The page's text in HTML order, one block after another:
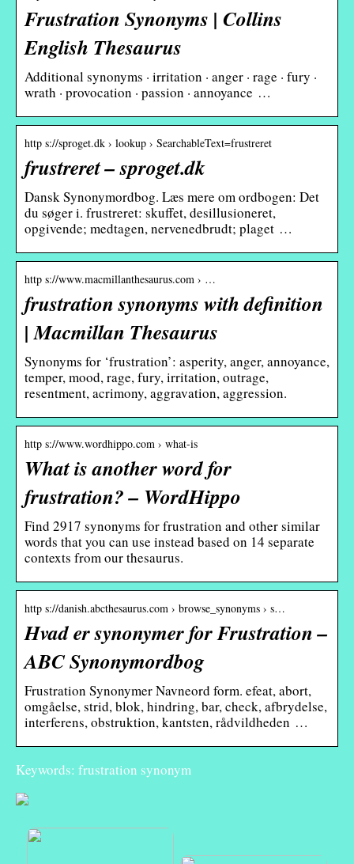
Frustration Synonyms | Collins
English Thesaurus
Additional synonyms · irritation · anger · rage · fury ·
wrath · provocation · passion · annoyance …
http s://sproget.dk › lookup › SearchableText=frustreret
frustreret – sproget.dk
Dansk Synonymordbog. Læs mere om ordbogen: Det
du søger i. frustreret: skuffet, desillusioneret,
opgivende; medtagen, nervenedbrudt; plaget …
http s://www.macmillanthesaurus.com › …
frustration synonyms with definition
| Macmillan Thesaurus
Synonyms for ‘frustration’: asperity, anger, annoyance,
temper, mood, rage, fury, irritation, outrage,
resentment, acrimony, aggravation, aggression.
http s://www.wordhippo.com › what-is
What is another word for
frustration? – WordHippo
Find 2917 synonyms for frustration and other similar
words that you can use instead based on 14 separate
contexts from our thesaurus.
http s://danish.abcthesaurus.com › browse_synonyms › s…
Hvad er synonymer for Frustration –
ABC Synonymordbog
Frustration Synonymer Navneord form. efeat, abort,
omgåelse, strid, blok, hindring, bar, check, afbrydelse,
interferens, obstruktion, kantsten, rådvildheden …
Keywords: frustration synonym